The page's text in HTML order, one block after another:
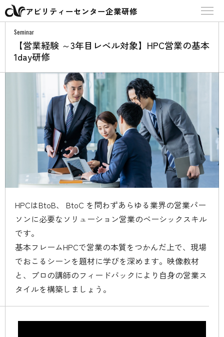
アビリティーセンター企業研修
Seminar
【営業経験 ～3年目レベル対象】HPC営業の基本
1day研修
HPCはBtoB、 BtoC を問わずあらゆる業界の営業パー
ソンに必要なソリューション営業のベーシックスキル
です。
基本フレームHPCで営業の本質をつかんだ上で、現場
でおこるシーンを題材に学びを深めます。映像教材
と、プロの講師のフィードバックにより自身の営業ス
タイルを構築しましょう。